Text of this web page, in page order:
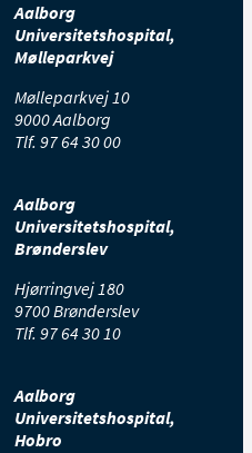
Aalborg
Universitetshospital,
Mølleparkvej
Mølleparkvej 10
9000 Aalborg
Tlf. 97 64 30 00
Aalborg
Universitetshospital,
Brønderslev
Hjørringvej 180
9700 Brønderslev
Tlf. 97 64 30 10
Aalborg
Universitetshospital,
Hobro